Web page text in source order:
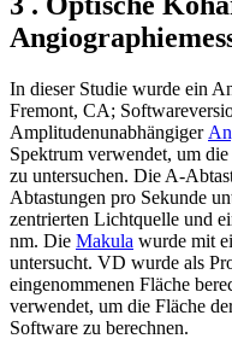
In dieser Studie wurde ein
Fremont, CA;
Amplitudenunabhängiger
Spektrum verwendet, um
zu untersuchen. Die A-
Abtastungen pro Sekunde
zentrierten Lichtquelle und
nm. Die Makula wurde mit
untersucht. VD wurde als
eingenommenen Fläche
verwendet, um die Fläche
Software zu berechnen.